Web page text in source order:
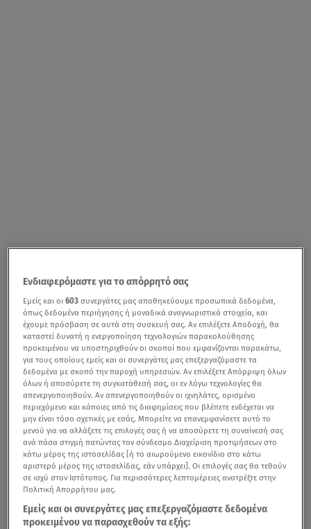
Ενδιαφερόμαστε για το απόρρητό σας
Εμείς και οι603 συνεργάτες μας αποθηκεύουμε προσωπικά δεδομένα,
όπως δεδομένα περιήγησης ή μοναδικά αναγνωριστικά στοιχεία, και
έχουμε πρόσβαση σε αυτά στη συσκευή σας. Αν επιλέξετε Αποδοχή, θα
καταστεί δυνατή η ενεργοποίηση τεχνολογιών παρακολούθησης
προκειμένου να υποστηριχθούν οι σκοποί που εμφανίζονται παρακάτω,
για τους οποίους εμείς και οι συνεργάτες μας επεξεργαζόμαστε τα
δεδομένα με σκοπό την παροχή υπηρεσιών. Αν επιλέξετε Απόρριψη όλων
όλων ή αποσύρετε τη συγκατάθεσή σας, οι εν λόγω τεχνολογίες θα
απενεργοποιηθούν. Αν απενεργοποιηθούν οι ιχνηλάτες, ορισμένο
περιεχόμενο και κάποιες από τις διαφημίσεις που βλέπετε ενδέχεται να
μην είναι τόσο σχετικές με εσάς. Μπορείτε να επανεμφανίσετε αυτό το
μενού για να αλλάξετε τις επιλογές σας ή να αποσύρετε τη συναίνεσή σας
ανά πάσα στιγμή πατώντας τον σύνδεσμο Διαχείριση προτιμήσεων στο
κάτω μέρος της ιστοσελίδας [ή το αιωρούμενο εικονίδιο στο κάτω
αριστερό μέρος της ιστοσελίδας, εάν υπάρχει]. Οι επιλογές σας θα τεθούν
σε ισχύ στον Ιστότοπος. Για περισσότερες λεπτομέρειες ανατρέξτε στην
Πολιτική Απορρήτου μας.
Εμείς και οι συνεργάτες μας επεξεργαζόμαστε δεδομένα
προκειμένου να παρασχεθούν τα εξής: